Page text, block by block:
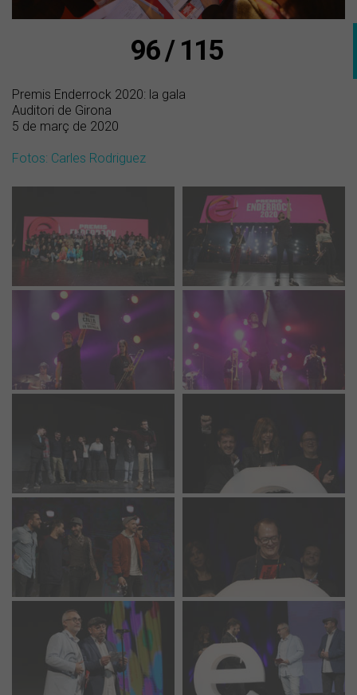
96 / 115
Premis Enderrock 2020: la gala
Auditori de Girona
5 de març de 2020
Fotos: Carles Rodriguez